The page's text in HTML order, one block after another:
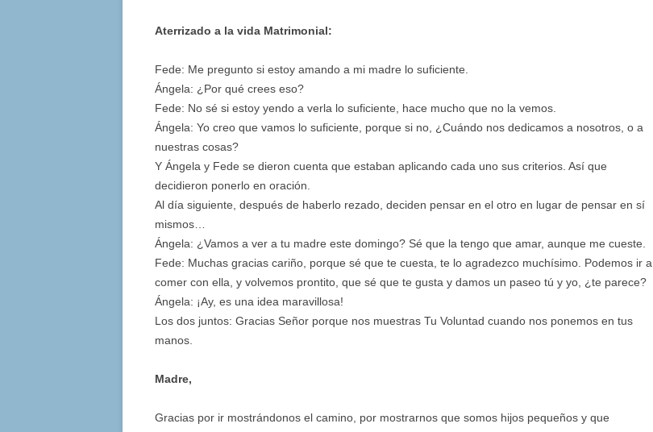
Aterrizado a la vida Matrimonial:
Fede: Me pregunto si estoy amando a mi madre lo suficiente.
Ángela: ¿Por qué crees eso?
Fede: No sé si estoy yendo a verla lo suficiente, hace mucho que no la vemos.
Ángela: Yo creo que vamos lo suficiente, porque si no, ¿Cuándo nos dedicamos a nosotros, o a
nuestras cosas?
Y Ángela y Fede se dieron cuenta que estaban aplicando cada uno sus criterios. Así que
decidieron ponerlo en oración.
Al día siguiente, después de haberlo rezado, deciden pensar en el otro en lugar de pensar en sí
mismos…
Ángela: ¿Vamos a ver a tu madre este domingo? Sé que la tengo que amar, aunque me cueste.
Fede: Muchas gracias cariño, porque sé que te cuesta, te lo agradezco muchísimo. Podemos ir a
comer con ella, y volvemos prontito, que sé que te gusta y damos un paseo tú y yo, ¿te parece?
Ángela: ¡Ay, es una idea maravillosa!
Los dos juntos: Gracias Señor porque nos muestras Tu Voluntad cuando nos ponemos en tus
manos.
Madre,
Gracias por ir mostrándonos el camino, por mostrarnos que somos hijos pequeños y que